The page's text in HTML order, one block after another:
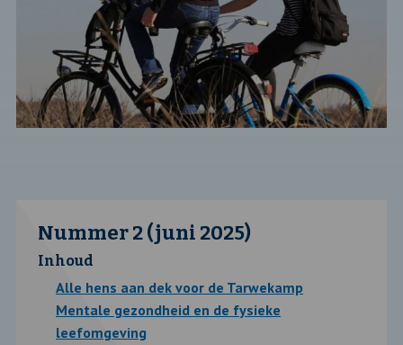
Nummer 2 (juni 2025)
Inhoud
Alle hens aan dek voor de Tarwekamp
Mentale gezondheid en de fysieke
leefomgeving